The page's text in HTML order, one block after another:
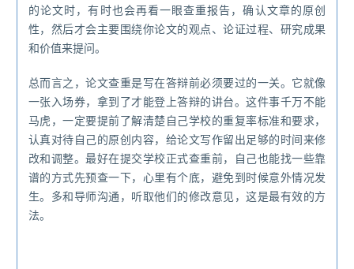
的论文时，有时也会再看一眼查重报告，确认文章的原创
性，然后才会主要围绕你论文的观点、论证过程、研究成果
和价值来提问。
总而言之，论文查重是写在答辩前必须要过的一关。它就像
一张入场券，拿到了才能登上答辩的讲台。这件事千万不能
马虎，一定要提前了解清楚自己学校的重复率标准和要求，
认真对待自己的原创内容，给论文写作留出足够的时间来修
改和调整。最好在提交学校正式查重前，自己也能找一些靠
谱的方式先预查一下，心里有个底，避免到时候意外情况发
生。多和导师沟通，听取他们的修改意见，这是最有效的方
法。